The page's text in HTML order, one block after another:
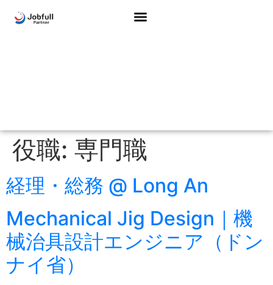
役職: 専門職
経理・総務 @ Long An
Mechanical Jig Design｜機
械治具設計エンジニア（ドン
ナイ省）